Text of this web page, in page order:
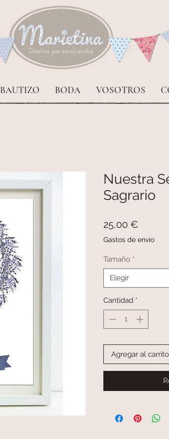
BAUTIZO BODA VOSOTROS
Nuestra
Sagrario
25,00 €
Gastos de envío
Tamaño *
Elegir
Cantidad *
Agregar al carrito